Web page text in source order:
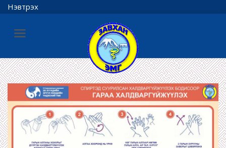
Нэвтрэх